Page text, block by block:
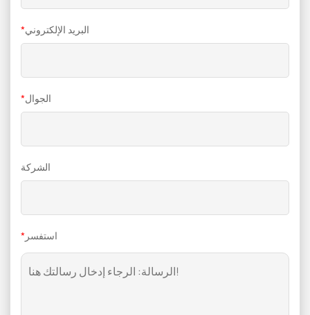
*البريد الإلكتروني
*الجوال
الشركة
* استفسر